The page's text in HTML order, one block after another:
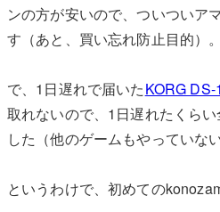
ンの方が安いので、ついついア
す（あと、買い忘れ防止目的）。
で、1日遅れで届いたKORG DS-
取れないので、1日遅れたくら
した（他のゲームもやっていな
というわけで、初めての